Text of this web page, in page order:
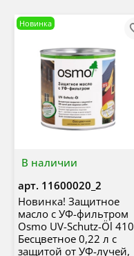
В наличии
Новинка
арт. 11600020_2
Новинка! Защитное
масло с УФ-фильтром
Osmo UV-Schutz-Öl 410
Бесцветное 0,22 л с
защитой от УФ-лучей,